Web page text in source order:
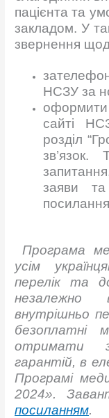
пацієнта та
закладом. У
звернення
НСЗУ за
сайті
розділ
заяви
Програма
усім
перелік та
незалежно
внутрішньо
безоплатні
отримати
гарантій, в
Програмі
2024».
посиланням.